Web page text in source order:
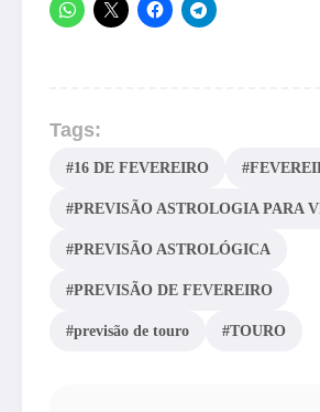
Tags:
#16 DE FEVEREIRO
#PREVISÃO ASTROLOGIA PARA
#PREVISÃO ASTROLÓGICA
#PREVISÃO DE FEVEREIRO
#previsão de touro #TOURO